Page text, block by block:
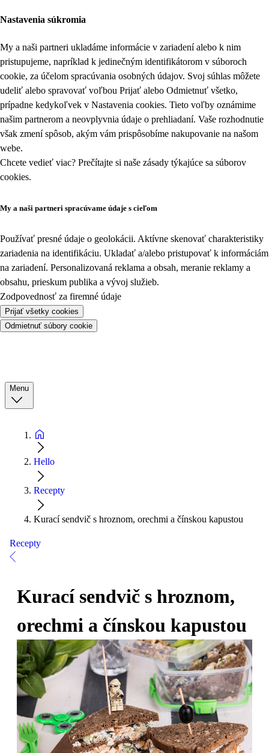
Nastavenia súkromia
My a naši partneri ukladáme informácie v zariadení alebo k nim
pristupujeme, napríklad k jedinečným identifikátorom v súboroch
cookie, za účelom spracúvania osobných údajov. Svoj súhlas môžete
udeliť alebo spravovať voľbou Prijať alebo Odmietnuť všetko,
prípadne kedykoľvek v Nastavenia cookies. Tieto voľby oznámime
našim partnerom a neovplyvnia údaje o prehliadaní. Vaše rozhodnutie
však zmení spôsob, akým vám prispôsobíme nakupovanie na našom
webe.
Chcete vedieť viac? Prečítajte si naše zásady týkajúce sa súborov
cookies.
My a naši partneri spracúvame údaje s cieľom
Používať presné údaje o geolokácii. Aktívne skenovať charakteristiky
zariadenia na identifikáciu. Ukladať a/alebo pristupovať k informáciám
na zariadení. Personalizovaná reklama a obsah, meranie reklamy a
obsahu, prieskum publika a vývoj služieb.
Zodpovednosť za firemné údaje
Prijať všetky cookies
Odmietnuť súbory cookie
Menu
Hello
Recepty
Kurací sendvič s hroznom, orechmi a čínskou kapustou
Recepty
Kurací sendvič s hroznom,
orechmi a čínskou kapustou